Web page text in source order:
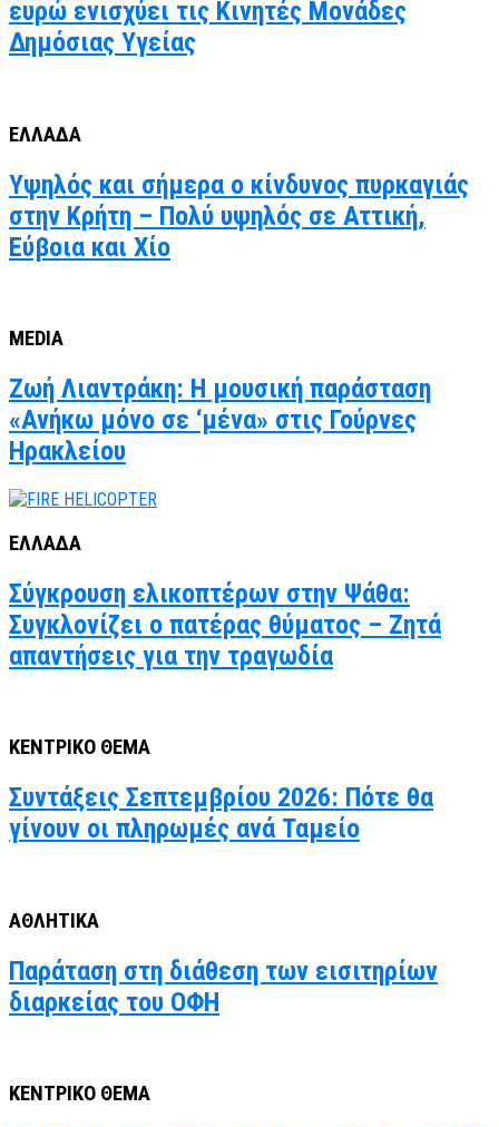
ευρώ ενισχύει τις Κινητές Μονάδες
Δημόσιας Υγείας
ΕΛΛΑΔΑ
Υψηλός και σήμερα ο κίνδυνος πυρκαγιάς
στην Κρήτη – Πολύ υψηλός σε Αττική,
Εύβοια και Χίο
MEDIA
Ζωή Λιαντράκη: Η μουσική παράσταση
«Ανήκω μόνο σε ‘μένα» στις Γούρνες
Ηρακλείου
ΕΛΛΑΔΑ
Σύγκρουση ελικοπτέρων στην Ψάθα:
Συγκλονίζει ο πατέρας θύματος – Ζητά
απαντήσεις για την τραγωδία
ΚΕΝΤΡΙΚΟ ΘΕΜΑ
Συντάξεις Σεπτεμβρίου 2026: Πότε θα
γίνουν οι πληρωμές ανά Ταμείο
ΑΘΛΗΤΙΚΑ
Παράταση στη διάθεση των εισιτηρίων
διαρκείας του ΟΦΗ
ΚΕΝΤΡΙΚΟ ΘΕΜΑ